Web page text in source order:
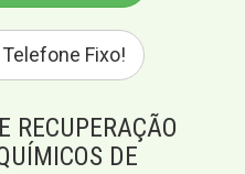
Fixo!
RECUPERAÇÃO
DE